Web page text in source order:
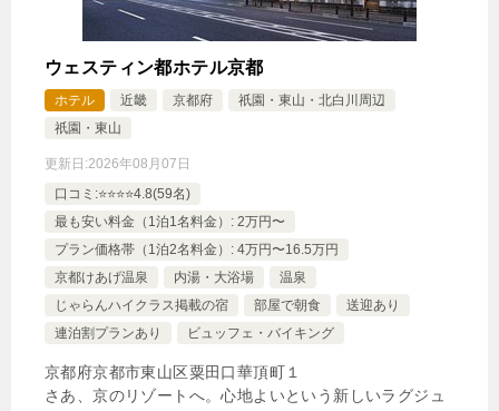
ウェスティン都ホテル京都
ホテル 近畿 京都府
祇園・東山・北白川周辺
祇園・東山
更新日:2026年08月07日
口コミ:⭐️⭐️⭐️⭐️4.8(59名)
最も安い料金（1泊1名料金）: 2万円〜
プラン価格帯（1泊2名料金）: 4万円〜16.5万円
京都けあげ温泉
内湯・大浴場
温泉
じゃらんハイクラス掲載の宿
部屋で朝食
送迎あり
連泊割プランあり
ビュッフェ・バイキング
京都府京都市東山区粟田口華頂町１
さあ、京のリゾートへ。心地よいという新しいラグジュ